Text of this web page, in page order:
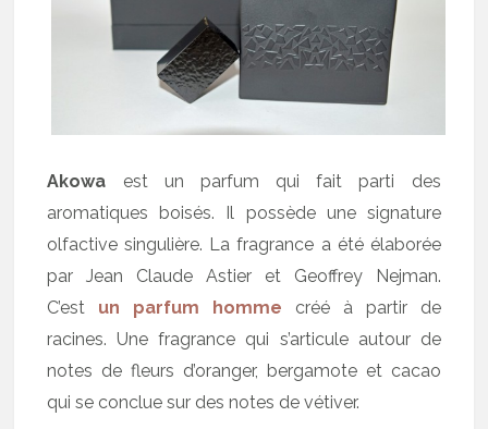
Akowa est un parfum qui fait parti des
aromatiques boisés. Il possède une signature
olfactive singulière. La fragrance a été élaborée
par Jean Claude Astier et Geoffrey Nejman.
C’est un parfum homme créé à partir de
racines. Une fragrance qui s’articule autour de
notes de fleurs d’oranger, bergamote et cacao
qui se conclue sur des notes de vétiver.